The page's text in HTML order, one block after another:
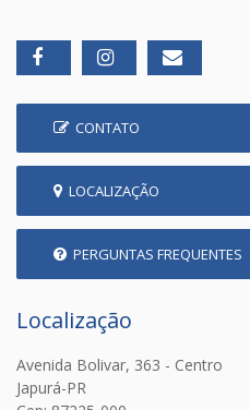
CONTATO
LOCALIZAÇÃO
PERGUNTAS FREQUENTES
Localização
Avenida Bolivar, 363 - Centro
Japurá-PR